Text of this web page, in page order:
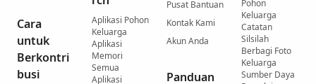
Cara
untuk
Berkontri
busi
Aplikasi Pohon
Keluarga
Aplikasi
Memori
Semua
Aplikasi
Pusat Bantuan
Kontak Kami
Akun Anda
Panduan
Pohon
Keluarga
Catatan
Silsilah
Berbagi Foto
Keluarga
Sumber Daya